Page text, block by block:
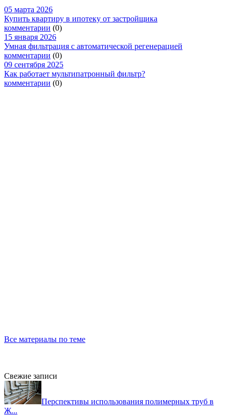
05 марта 2026
Купить квартиру в ипотеку от застройщика
комментарии (0)
15 января 2026
Умная фильтрация с автоматической регенерацией
комментарии (0)
09 сентября 2025
Как работает мультипатронный фильтр?
комментарии (0)
Все материалы по теме
Свежие записи
Перспективы использования полимерных труб в
Ж...